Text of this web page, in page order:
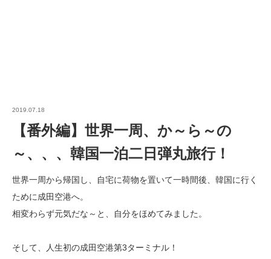
2019.07.18
【番外編】世界一周、か～ら～の
～、、、韓国一泊二日弾丸旅行！
世界一周から帰国し、自宅に荷物を置いて一時間後、韓国に行く
ために成田空港へ。
相変わらず元気だな～と、自分をほめてみました。
そして、人生初の成田空港第3ターミナル！